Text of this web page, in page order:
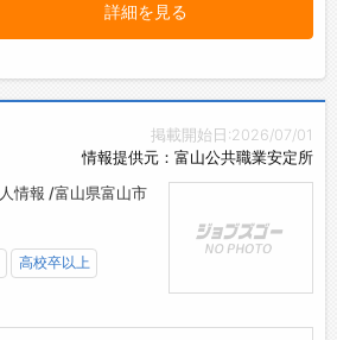
詳細を見る
掲載開始日:2026/07/01
情報提供元：富山公共職業安定所
情報 /富山県富山市
高校卒以上